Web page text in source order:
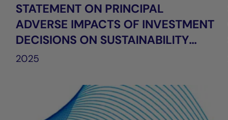
STATEMENT ON PRINCIPAL
ADVERSE IMPACTS OF INVESTMENT
DECISIONS ON SUSTAINABILITY
FACTORS
2025